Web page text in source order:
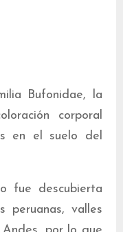
Bufonidae, la
corporal
en el suelo del
fue descubierta
peruanas, valles